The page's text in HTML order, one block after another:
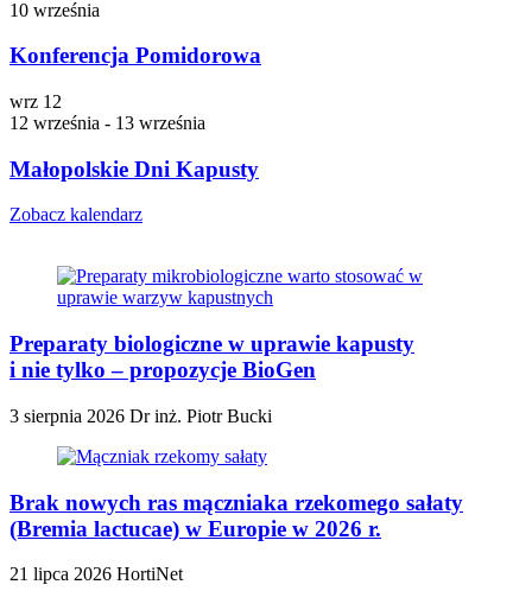
10 września
Konferencja Pomidorowa
wrz 12
12 września - 13 września
Małopolskie Dni Kapusty
Zobacz kalendarz
Preparaty biologiczne w uprawie kapusty
i nie tylko – propozycje BioGen
3 sierpnia 2026 Dr inż. Piotr Bucki
Brak nowych ras mączniaka rzekomego sałaty
(Bremia lactucae) w Europie w 2026 r.
21 lipca 2026 HortiNet